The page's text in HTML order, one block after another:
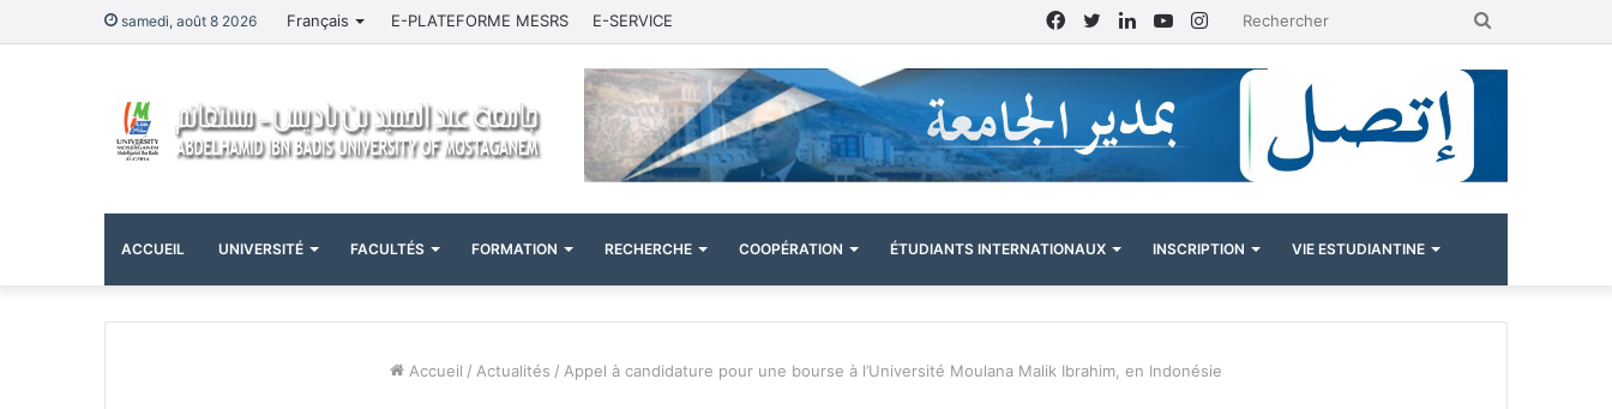
samedi, août 8 2026 Français E-PLATEFORME MESRS E-SERVICE Instagram
YouTube
Linkedin
Twitter
Facebook
ACCUEIL UNIVERSITÉ FACULTÉS FORMATION RECHERCHE COOPÉRATION ÉTUDIANTS INTERNATIONAUX INSCRIPTION VIE ESTUDIANTINE
Accueil / Actualités / Appel à candidature pour une bourse à l’Université Moulana Malik Ibrahim, en Indonésie